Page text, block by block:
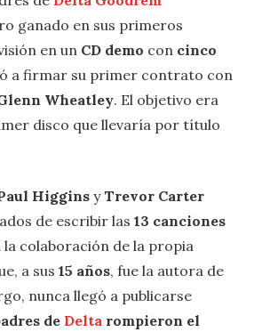
ganado en sus primeros
en un CD demo con cinco
a firmar su primer contrato con
Wheatley. El objetivo era
disco que llevaría por título
Higginsy Trevor Carter
de escribir las 13 canciones
la colaboración de la propia
a sus 15 años, fue la autora de
nunca llegó a publicarse
de Delta rompieron el